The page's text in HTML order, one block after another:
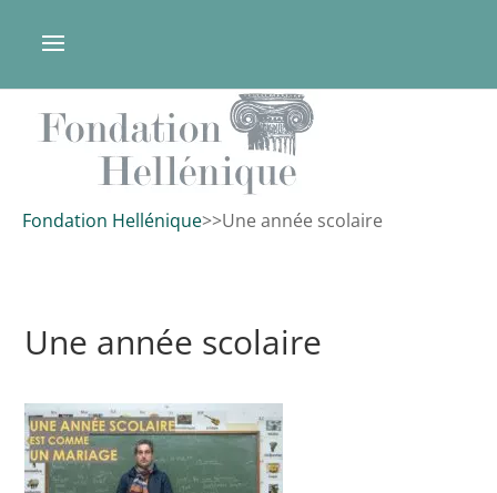
Fondation Hellénique>>Une année scolaire
Une année scolaire